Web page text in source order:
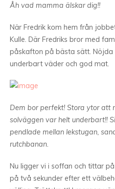
Åh vad mamma älskar dig!!
När Fredrik kom hem från
Kulle. Där Fredriks bror med
påskafton på bästa sätt. Nöjda
underbart väder och god mat.
Dem bor perfekt! Stora ytor att
solväggen var helt underbart!!
pendlade mellan lekstugan,
rutchbanan.
Nu ligger vi i soffan och tittar
på två sekunder efter ett